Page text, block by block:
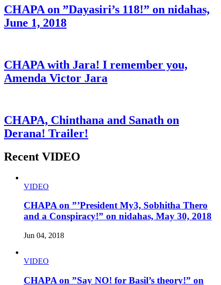
CHAPA on ”Dayasiri’s 118!” on nidahas,
June 1, 2018
CHAPA with Jara! I remember you,
Amenda Victor Jara
CHAPA, Chinthana and Sanath on
Derana! Trailer!
Recent VIDEO
VIDEO
CHAPA on ”’President My3, Sobhitha Thero
and a Conspiracy!” on nidahas, May 30, 2018
Jun 04, 2018
VIDEO
CHAPA on ”Say NO! for Basil’s theory!” on